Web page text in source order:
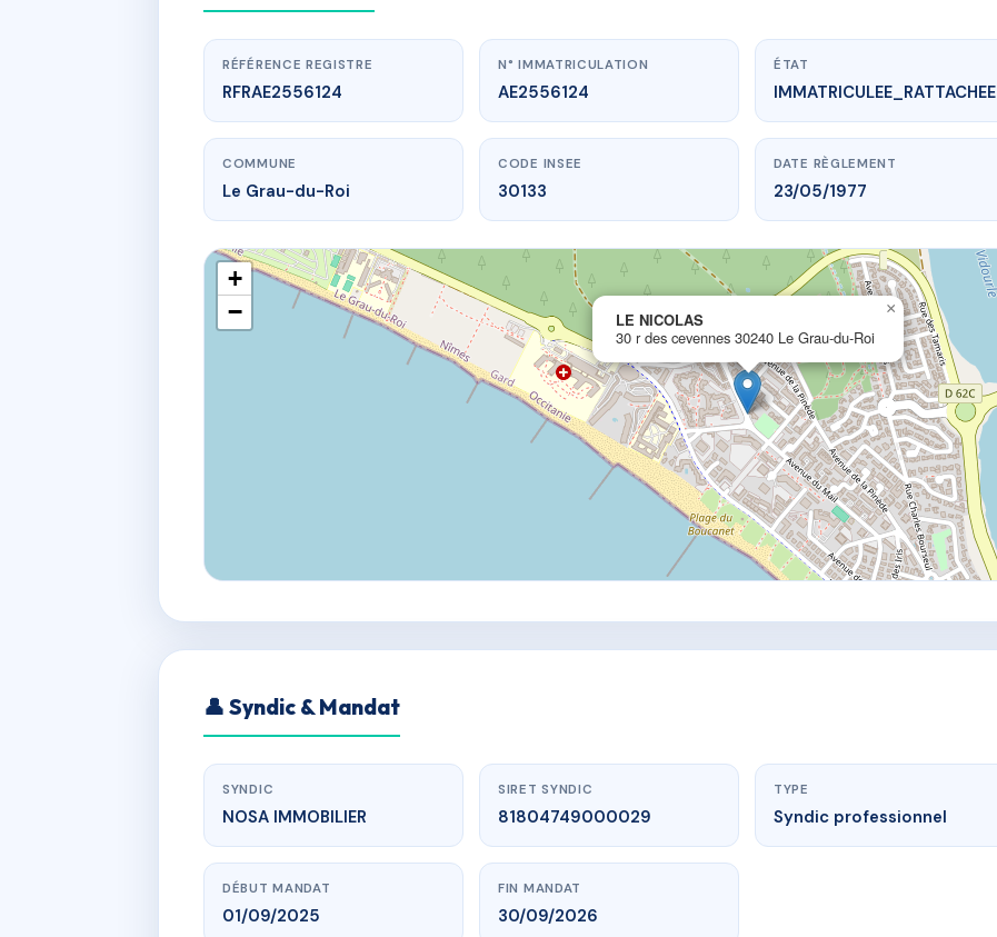
www.vme.plus/AE2556124
LE NICOLAS
30 r des cevennes30240 Le Grau-du-Roi
RÉFÉRENCE REGISTRE
RFRAE2556124
N° IMMATRICULATION
AE2556124
ÉTAT
IMMATRICULEE_RATTACHEE
COMMUNE
Le Grau-du-Roi
CODE INSEE
30133
DATE RÈGLEMENT
23/05/1977
LE NICOLAS
30 r des cevennes 30240 Le Grau-du-Roi
×
+
−
👤 Syndic & Mandat
SYNDIC
NOSA IMMOBILIER
SIRET SYNDIC
81804749000029
TYPE
Syndic professionnel
DÉBUT MANDAT
01/09/2025
FIN MANDAT
30/09/2026